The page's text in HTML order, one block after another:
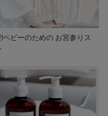
!ベビーのための お宮参りス